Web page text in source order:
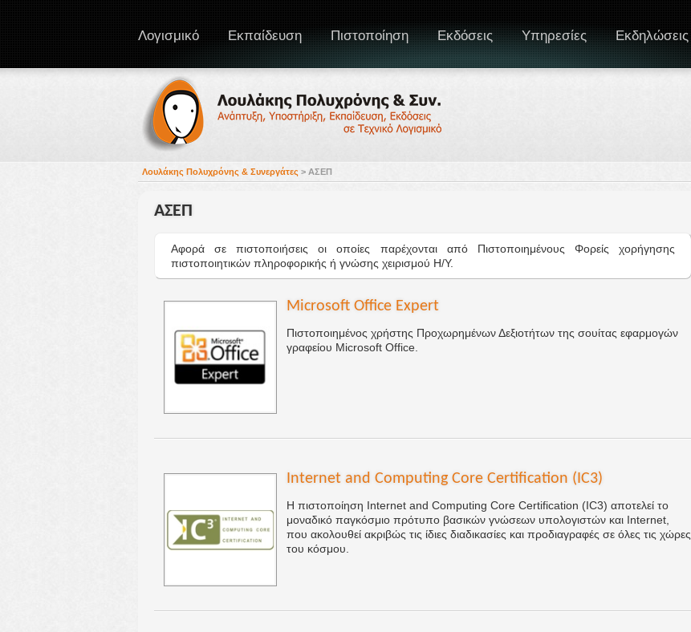
Λογισμικό Εκπαίδευση Πιστοποίηση Εκδόσεις Υπηρεσίες Εκδηλώσεις
Λουλάκης Πολυχρόνης & Συνεργάτες > ΑΣΕΠ
ΑΣΕΠ
Αφορά σε πιστοποιήσεις οι οποίες παρέχονται από Πιστοποιημένους Φορείς χορήγησης
πιστοποιητικών πληροφορικής ή γνώσης χειρισμού Η/Υ.
Microsoft Office Expert
Πιστοποιημένος χρήστης Προχωρημένων Δεξιοτήτων της σουίτας εφαρμογών
γραφείου Microsoft Office.
Internet and Computing Core Certification (IC3)
Η πιστοποίηση Internet and Computing Core Certification (IC3) αποτελεί το
μοναδικό παγκόσμιο πρότυπο βασικών γνώσεων υπολογιστών και Internet,
που ακολουθεί ακριβώς τις ίδιες διαδικασίες και προδιαγραφές σε όλες τις χώρες
του κόσμου.